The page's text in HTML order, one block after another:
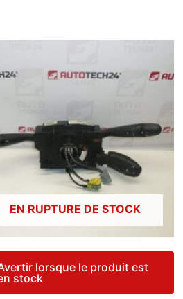
EN RUPTURE DE STOCK
lorsque le produit est
stock